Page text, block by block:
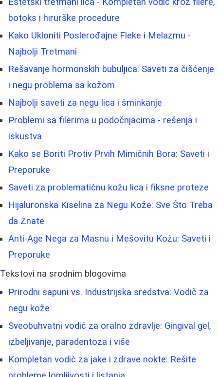
botoks i hirurške procedure
Kako Ukloniti Poslerođajne Fleke i Melazmu -
Najbolji Tretmani
Rešavanje hormonskih bubuljica: Saveti za čišćenje
i negu problema sa kožom
Najbolji saveti za negu lica i šminkanje
Problemi sa filerima u podočnjacima - rešenja i
iskustva
Kako se Boriti Protiv Prvih Mimičnih Bora: Saveti i
Preporuke
Saveti za problematičnu kožu lica i fiksne proteze
Hijaluronska Kiselina za Negu Kože: Sve Što Treba
da Znate
Anti-Age Nega za Masnu i Mešovitu Kožu: Saveti i
Preporuke
Tekstovi na srodnim blogovima
Prirodni sapuni vs. Industrijska sredstva: Vodič za
negu kože
Sveobuhvatni vodič za oralno zdravlje: Gingival gel,
izbeljivanje, paradentoza i više
Kompletan vodič za jake i zdrave nokte: Rešite